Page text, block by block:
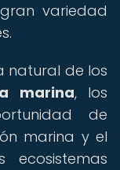
variedad
natural de los
marina, los
de
marina y el